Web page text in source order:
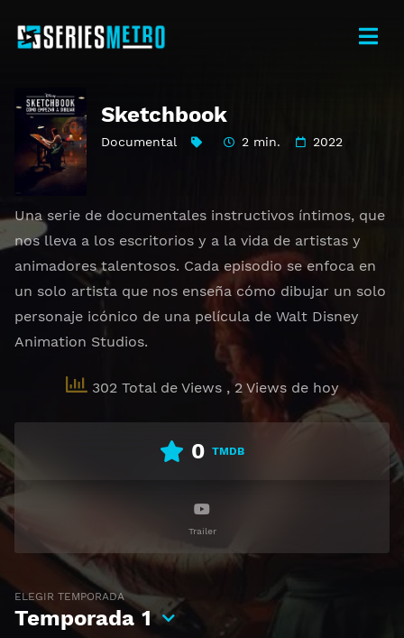
Sketchbook
Documental 2 min. 2022
Una serie de documentales instructivos íntimos, que
nos lleva a los escritorios y a la vida de artistas y
animadores talentosos. Cada episodio se enfoca en
un solo artista que nos enseña cómo dibujar un solo
personaje icónico de una película de Walt Disney
Animation Studios.
302 Total de Views , 2 Views de hoy
0 TMDB
Trailer
ELEGIR TEMPORADA
Temporada 1